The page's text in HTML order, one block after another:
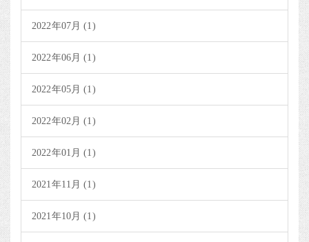
2022年07月 (1)
2022年06月 (1)
2022年05月 (1)
2022年02月 (1)
2022年01月 (1)
2021年11月 (1)
2021年10月 (1)